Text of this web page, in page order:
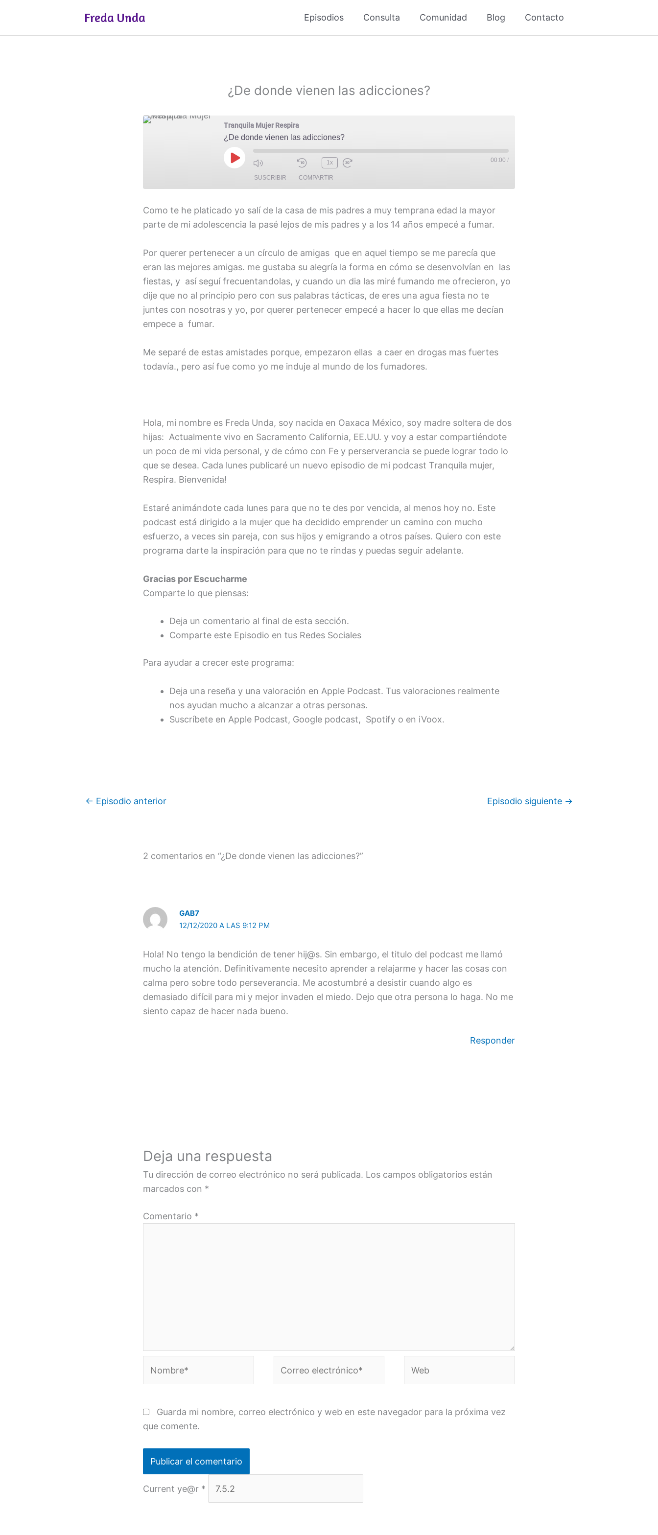
contenido
Freda Unda Episodios Consulta Comunidad Blog Contacto
¿De donde vienen las adicciones?
Tranquila Mujer Respira
¿De donde vienen las adicciones?
Reproducir
episodio
1x 00:00 /
SUSCRIBIR COMPARTIR
FEED RSS
COMPAR
TIR
ENLACE
AR
Como te he platicado yo salí de la casa de mis padres a muy temprana edad la mayor
parte de mi adolescencia la pasé lejos de mis padres y a los 14 años empecé a fumar.
Por querer pertenecer a un círculo de amigas que en aquel tiempo se me parecía que
eran las mejores amigas. me gustaba su alegría la forma en cómo se desenvolvían en las
fiestas, y así seguí frecuentandolas, y cuando un dia las miré fumando me ofrecieron, yo
dije que no al principio pero con sus palabras tácticas, de eres una agua fiesta no te
juntes con nosotras y yo, por querer pertenecer empecé a hacer lo que ellas me decían
empece a fumar.
Me separé de estas amistades porque, empezaron ellas a caer en drogas mas fuertes
todavía., pero así fue como yo me induje al mundo de los fumadores.
Hola, mi nombre es Freda Unda, soy nacida en Oaxaca México, soy madre soltera de dos
hijas: Actualmente vivo en Sacramento California, EE.UU. y voy a estar compartiéndote
un poco de mi vida personal, y de cómo con Fe y perserverancia se puede lograr todo lo
que se desea. Cada lunes publicaré un nuevo episodio de mi podcast Tranquila mujer,
Respira. Bienvenida!
Estaré animándote cada lunes para que no te des por vencida, al menos hoy no. Este
podcast está dirigido a la mujer que ha decidido emprender un camino con mucho
esfuerzo, a veces sin pareja, con sus hijos y emigrando a otros países. Quiero con este
programa darte la inspiración para que no te rindas y puedas seguir adelante.
Gracias por Escucharme
Comparte lo que piensas:
Deja un comentario al final de esta sección.
Comparte este Episodio en tus Redes Sociales
Para ayudar a crecer este programa:
Deja una reseña y una valoración en Apple Podcast. Tus valoraciones realmente
nos ayudan mucho a alcanzar a otras personas.
Suscríbete en Apple Podcast, Google podcast, Spotify o en iVoox.
← Episodio anterior Episodio siguiente →
2 comentarios en “¿De donde vienen las adicciones?”
GAB7
12/12/2020 A LAS 9:12 PM
Hola! No tengo la bendición de tener hij@s. Sin embargo, el titulo del podcast me llamó
mucho la atención. Definitivamente necesito aprender a relajarme y hacer las cosas con
calma pero sobre todo perseverancia. Me acostumbré a desistir cuando algo es
demasiado difícil para mi y mejor invaden el miedo. Dejo que otra persona lo haga. No me
siento capaz de hacer nada bueno.
Responder
Deja una respuesta
Tu dirección de correo electrónico no será publicada. Los campos obligatorios están
marcados con *
Comentario *
electrónico*
Guarda mi nombre, correo electrónico y web en este navegador para la próxima vez
que comente.
Current ye@r *